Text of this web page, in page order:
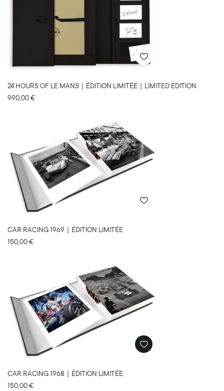
24 HOURS OF LE MANS｜ÉDITION LIMITÉE｜LIMITED EDITION
990,00€
CAR RACING 1969｜ÉDITION LIMITÉE
150,00€
CAR RACING 1968｜ÉDITION LIMITÉE
150,00€